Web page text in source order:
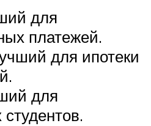
для
платежей.
для ипотеки
для